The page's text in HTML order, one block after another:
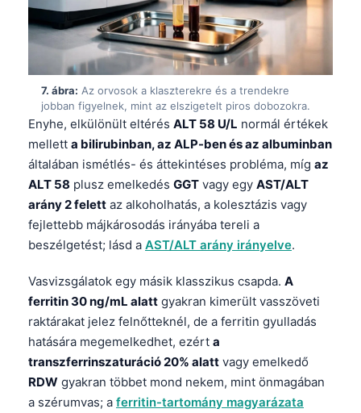
7. ábra: Az orvosok a klaszterekre és a trendekre
jobban figyelnek, mint az elszigetelt piros dobozokra.
Enyhe, elkülönült eltérés ALT 58 U/L normál értékek
mellett a bilirubinban, az ALP-ben és az albuminban
általában ismétlés- és áttekintéses probléma, míg az
ALT 58 plusz emelkedés GGT vagy egy AST/ALT
arány 2 felett az alkoholhatás, a kolesztázis vagy
fejlettebb májkárosodás irányába tereli a
beszélgetést; lásd a AST/ALT arány irányelve.
Vasvizsgálatok egy másik klasszikus csapda. A
ferritin 30 ng/mL alatt gyakran kimerült vasszöveti
raktárakat jelez felnőtteknél, de a ferritin gyulladás
hatására megemelkedhet, ezért a
transzferrinszaturáció 20% alatt vagy emelkedő
RDW gyakran többet mond nekem, mint önmagában
a szérumvas; a ferritin-tartomány magyarázata
Ελληνικά
Türkçe
Română
简体中文
فارسی
Dansk
Nederlands
हिन्दी
Bahasa Indonesia
Հայերեն
Íslenska
Српски језик
Svenska
Bosanski
Azərbaycan dili